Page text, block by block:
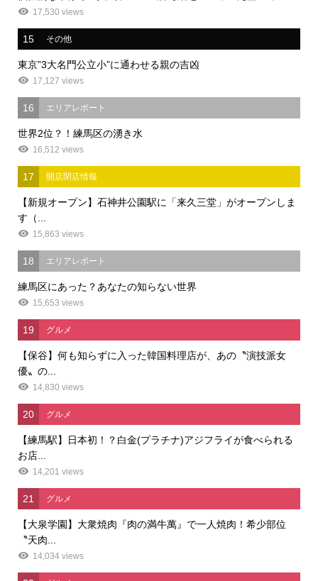
17,530 views
15 その他
東京”3大名門公立小”に通わせる親の吉凶
17,127 views
16 エリアレポート
世界2位？！練馬区の湧き水
16,512 views
17 開店閉店情報
【新規オープン】石神井公園駅に「来久三堂」がオープンしま
す（...
15,863 views
18 エリアレポート
練馬区にあった？あなたの知らない世界
15,653 views
19 グルメ
【保谷】何も知らずに入った韓国料理店が、あの〝演技派女
優〟の...
14,830 views
20 グルメ
【練馬駅】日本初！？白金(プラチナ)アジフライが食べられる
お店...
14,201 views
21 グルメ
【大泉学園】大衆焼肉『肉の満牛萬』で一人焼肉！希少部位
〝天肉...
14,034 views